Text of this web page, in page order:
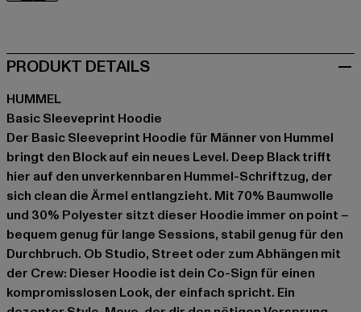
PRODUKT DETAILS
HUMMEL
Basic Sleeveprint Hoodie
Der Basic Sleeveprint Hoodie für Männer von Hummel
bringt den Block auf ein neues Level. Deep Black trifft
hier auf den unverkennbaren Hummel-Schriftzug, der
sich clean die Ärmel entlangzieht. Mit 70% Baumwolle
und 30% Polyester sitzt dieser Hoodie immer on point –
bequem genug für lange Sessions, stabil genug für den
Durchbruch. Ob Studio, Street oder zum Abhängen mit
der Crew: Dieser Hoodie ist dein Co-Sign für einen
kompromisslosen Look, der einfach spricht. Ein